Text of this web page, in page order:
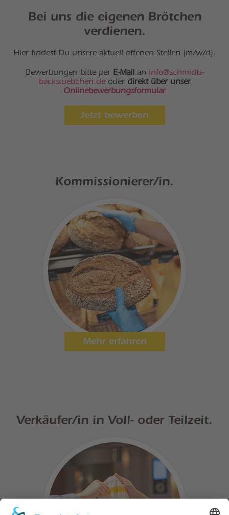
Bei uns die eigenen Brötchen
verdienen.
Hier findest Du unsere aktuell offenen Stellen (m/w/d).
Bewerbungen bitte per E-Mailan info@schmidts-
backstuebchen.deoder direkt über unser
Onlinebewerbungsformular
Jetzt bewerben
Kommissionierer/in.
Mehr erfahren
Verkäufer/in in Voll- oder Teilzeit.